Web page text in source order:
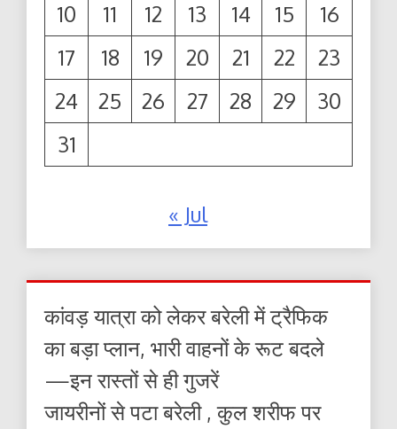
10 11 12 13 14 15
16
17
18 19 20 21 22
23
24
25 26 27 28 29
30
31
« Jul
कांवड़ यात्रा को लेकर बरेली में ट्रैफिक
का बड़ा प्लान, भारी वाहनों के रूट बदले
—इन रास्तों से ही गुजरें
जायरीनों से पटा बरेली , कुल शरीफ पर